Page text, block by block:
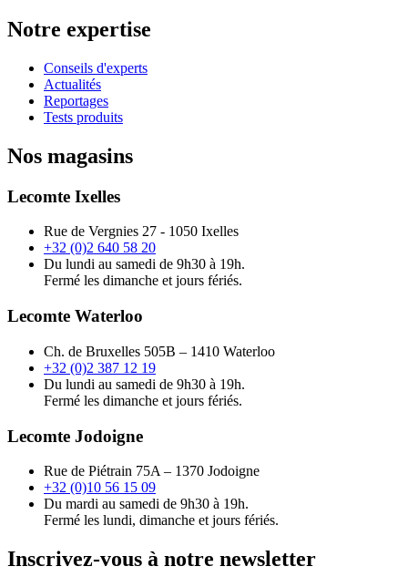
Notre expertise
Conseils d'experts
Actualités
Reportages
Tests produits
Nos magasins
Lecomte Ixelles
Rue de Vergnies 27 - 1050 Ixelles
+32 (0)2 640 58 20
Du lundi au samedi de 9h30 à 19h.
Fermé les dimanche et jours fériés.
Lecomte Waterloo
Ch. de Bruxelles 505B – 1410 Waterloo
+32 (0)2 387 12 19
Du lundi au samedi de 9h30 à 19h.
Fermé les dimanche et jours fériés.
Lecomte Jodoigne
Rue de Piétrain 75A – 1370 Jodoigne
+32 (0)10 56 15 09
Du mardi au samedi de 9h30 à 19h.
Fermé les lundi, dimanche et jours fériés.
Inscrivez-vous à notre newsletter